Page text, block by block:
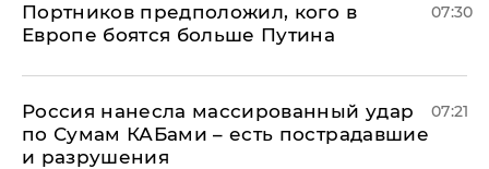
Портников предположил, кого в
Европе боятся больше Путина
07:30
Россия нанесла массированный удар
по Сумам КАБами – есть пострадавшие
и разрушения
07:21